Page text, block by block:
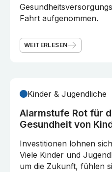
Fahrt aufgenommen.
WEITERLESEN
Kinder & Jugendliche
Alarmstufe Rot für
Gesundheit von
Investitionen lohnen
Viele Kinder und
um die Zukunft, fühlen